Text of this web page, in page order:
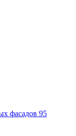
фасадов 95